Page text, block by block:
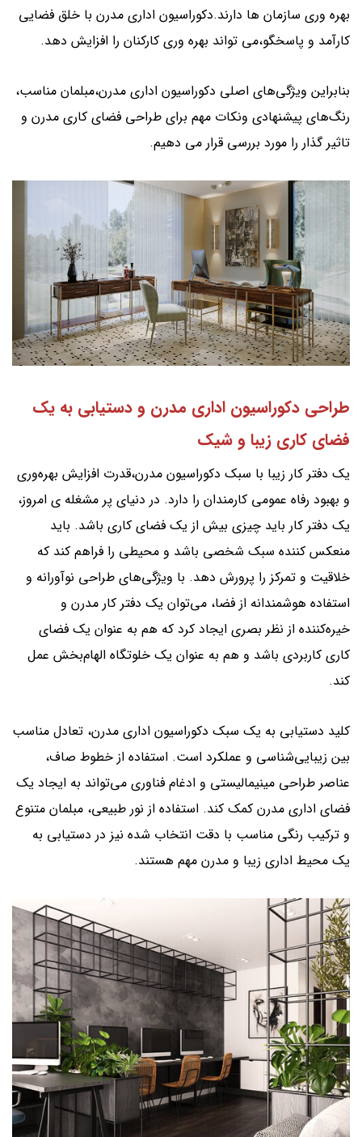
بهره وری سازمان ها دارند.دکوراسیون اداری مدرن با خلق فضایی
کارآمد و پاسخگو،می تواند بهره وری کارکنان را افزایش دهد.
بنابراین ویژگی‌های اصلی دکوراسیون اداری مدرن،مبلمان مناسب،
رنگ‌های پیشنهادی ونکات مهم برای طراحی فضای کاری مدرن و
تاثیر گذار را مورد بررسی قرار می دهیم.
طراحی دکوراسیون اداری مدرن و دستیابی به یک
فضای کاری زیبا و شیک
یک دفتر کار زیبا با سبک دکوراسیون مدرن،قدرت افزایش بهره‌وری
و بهبود رفاه عمومی کارمندان را دارد. در دنیای پر مشغله ی امروز،
یک دفتر کار باید چیزی بیش از یک فضای کاری باشد. باید
منعکس کننده سبک شخصی باشد و محیطی را فراهم کند که
خلاقیت و تمرکز را پرورش دهد. با ویژگی‌های طراحی نوآورانه و
استفاده هوشمندانه از فضا، می‌توان یک دفتر کار مدرن و
خیره‌کننده از نظر بصری ایجاد کرد که هم به عنوان یک فضای
کاری کاربردی باشد و هم به عنوان یک خلوتگاه الهام‌بخش عمل
کند.
کلید دستیابی به یک سبک دکوراسیون اداری مدرن، تعادل مناسب
بین زیبایی‌شناسی و عملکرد است. استفاده از خطوط صاف،
عناصر طراحی مینیمالیستی و ادغام فناوری می‌تواند به ایجاد یک
فضای اداری مدرن کمک کند. استفاده از نور طبیعی، مبلمان متنوع
و ترکیب رنگی مناسب با دقت انتخاب شده نیز در دستیابی به
یک محیط اداری زیبا و مدرن مهم هستند.